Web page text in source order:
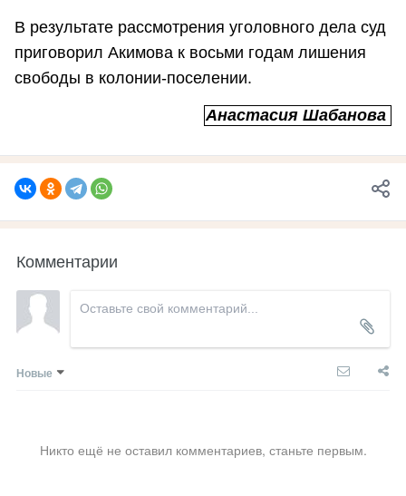
В результате рассмотрения уголовного дела суд
приговорил Акимова к восьми годам лишения
свободы в колонии-поселении.
Анастасия Шабанова
Комментарии
Новые
Никто ещё не оставил комментариев, станьте первым.